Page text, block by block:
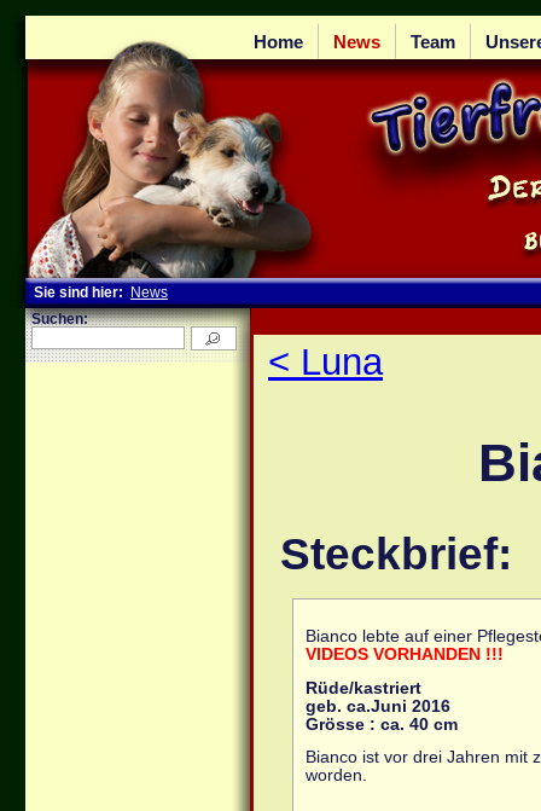
Home News Team
Sie sind hier:
News
Suchen:
< Luna
Steckbrief:
Bianco lebte auf einer
VIDEOS VORHANDEN !!!
Rüde/kastriert
geb. ca.Juni 2016
Grösse : ca. 40 cm
Bianco ist vor drei Jahren mit
worden.